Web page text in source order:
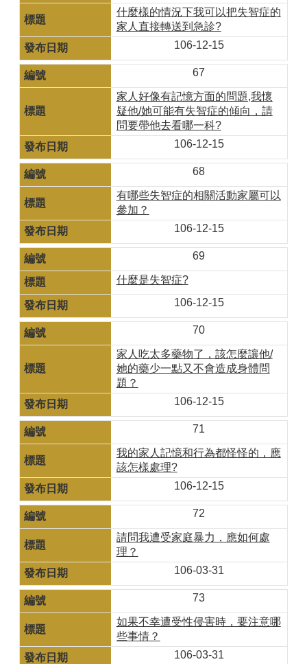
什麼樣的情況下我可以把失智症的
家人直接轉送到急診?
106-12-15
67
家人好像有記憶方面的問題,我懷
疑他/她可能有失智症的傾向，請
問要帶他去看哪一科?
106-12-15
68
有哪些失智症的相關活動家屬可以
參加？
106-12-15
69
什麼是失智症?
106-12-15
70
家人吃太多藥物了，該怎麼讓他/
她的藥少一點又不會造成身體問
題？
106-12-15
71
我的家人記憶和行為都怪怪的，應
該怎樣處理?
106-12-15
72
請問我遭受家庭暴力，應如何處
理？
106-03-31
73
如果不幸遭受性侵害時，要注意哪
些事情？
106-03-31